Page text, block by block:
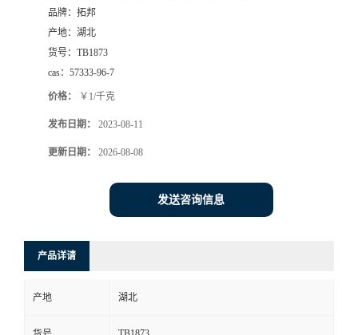
品牌： 拓邦
产地： 湖北
货号： TB1873
cas： 57333-96-7
价格： ￥1/千克
发布日期： 2023-08-11
更新日期： 2026-08-08
发送咨询信息
产品详请
产地 湖北